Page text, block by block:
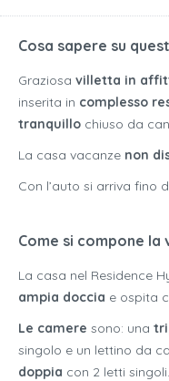
Cosa sapere su
Graziosa villetta in
inserita in complesso
tranquillo chiuso da
La casa vacanze non
Con l’auto si arriva fino
Come si compone
La casa nel Residence
ampia doccia e ospita
Le camere sono: una
singolo e un lettino da
doppia con 2 letti singoli.